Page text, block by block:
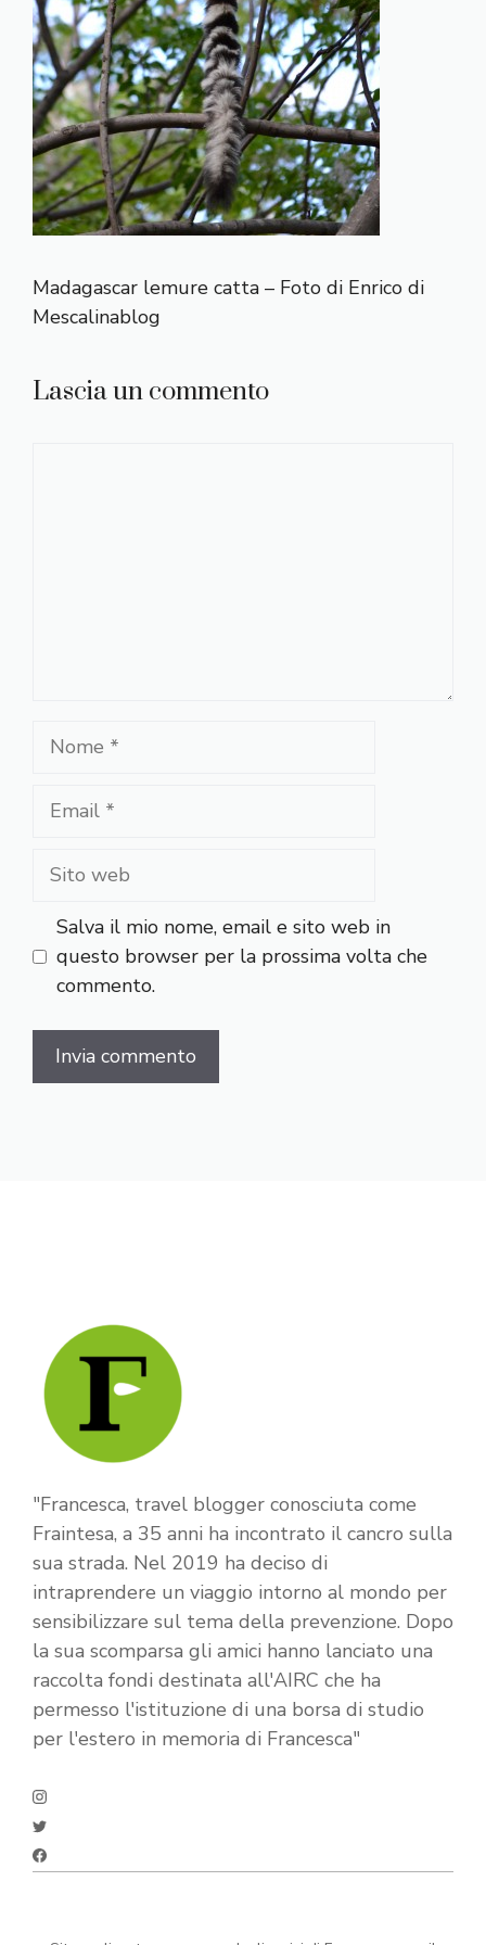
Madagascar lemure catta – Foto di Enrico di
Mescalinablog
Lascia un commento
Nome
Email
Sito
Salva il mio nome, email e sito web in
questo browser per la prossima volta che
commento.
"Francesca, travel blogger conosciuta come
Fraintesa, a 35 anni ha incontrato il cancro sulla
sua strada. Nel 2019 ha deciso di
intraprendere un viaggio intorno al mondo per
sensibilizzare sul tema della prevenzione. Dopo
la sua scomparsa gli amici hanno lanciato una
raccolta fondi destinata all'AIRC che ha
permesso l'istituzione di una borsa di studio
per l'estero in memoria di Francesca"